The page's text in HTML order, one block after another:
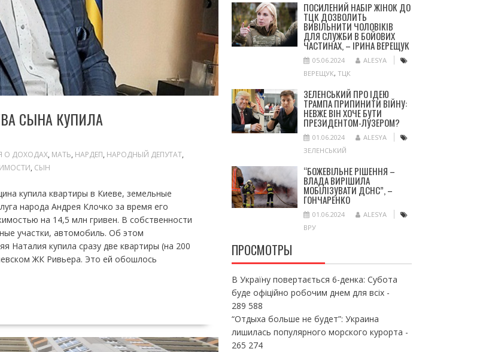
СЫНА КУПИЛА
О ДОХОДАХ, МАТЬ, НАРДЕП, НАРОДНЫЙ ДЕПУТАТ,
, СЫН
купила квартиры в Киеве, земельные
народа Андрея Клочко за время его
на 14,5 млн гривен. В собственности
участки, автомобиль. Об этом
Наталия купила сразу две квартиры (на 200
ЖК Ривьера. Это ей обошлось
ПОСИЛЕНИЙ НАБІР ЖІНОК ДО
ТЦК ДОЗВОЛИТЬ
ВИВІЛЬНИТИ ЧОЛОВІКІВ
ДЛЯ СЛУЖБИ В БОЙОВИХ
ЧАСТИНАХ, – ІРИНА ВЕРЕЩУК
05.06.2024
ALESYA
ВЕРЕЩУК, ТЦК
ЗЕЛЕНСЬКИЙ ПРО ІДЕЮ
ТРАМПА ПРИПИНИТИ ВІЙНУ:
НЕВЖЕ ВІН ХОЧЕ БУТИ
ПРЕЗИДЕНТОМ-ЛУЗЕРОМ?
01.06.2024
ALESYA
ЗЕЛЕНСЬКИЙ
“БОЖЕВІЛЬНЕ РІШЕННЯ –
ВЛАДА ВИРІШИЛА
МОБІЛІЗУВАТИ ДСНС”, –
ГОНЧАРЕНКО
01.06.2024
ALESYA
ВРУ
ПРОСМОТРЫ
В Україну повертається 6-денка: Субота
буде офіційно робочим днем для всіх-
289 588
“Отдыха больше не будет”: Украина
лишилась популярного морского курорта -
265 274